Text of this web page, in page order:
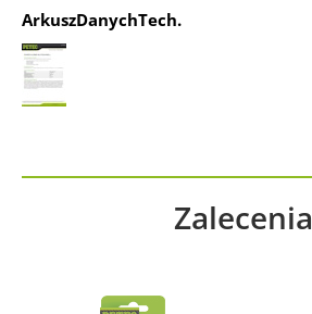
ArkuszDanychTech.
Zalecenia